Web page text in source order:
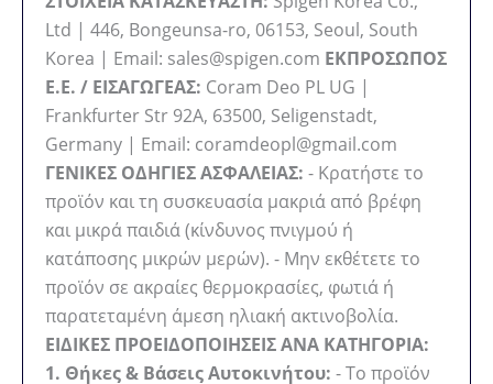
Ltd | 446, Bongeunsa-ro, 06153, Seoul, South
Korea | Email: sales@spigen.com ΕΚΠΡΟΣΩΠΟΣ
Ε.Ε. / ΕΙΣΑΓΩΓΕΑΣ: Coram Deo PL UG |
Frankfurter Str 92A, 63500, Seligenstadt,
Germany | Email: coramdeopl@gmail.com
ΓΕΝΙΚΕΣ ΟΔΗΓΙΕΣ ΑΣΦΑΛΕΙΑΣ: - Κρατήστε το
προϊόν και τη συσκευασία μακριά από βρέφη
και μικρά παιδιά (κίνδυνος πνιγμού ή
κατάποσης μικρών μερών). - Μην εκθέτετε το
προϊόν σε ακραίες θερμοκρασίες, φωτιά ή
παρατεταμένη άμεση ηλιακή ακτινοβολία.
ΕΙΔΙΚΕΣ ΠΡΟΕΙΔΟΠΟΙΗΣΕΙΣ ΑΝΑ ΚΑΤΗΓΟΡΙΑ:
1. Θήκες & Βάσεις Αυτοκινήτου: - Το προϊόν